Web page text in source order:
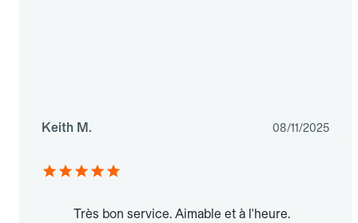
Keith M. 08/11/2025
Très bon service. Aimable et à l'heure.